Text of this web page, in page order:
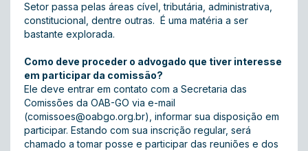
Setor passa pelas áreas cível, tributária, administrativa,
constitucional, dentre outras. É uma matéria a ser
bastante explorada.
Como deve proceder o advogado que tiver interesse
em participar da comissão?
Ele deve entrar em contato com a Secretaria das
Comissões da OAB-GO via e-mail
(comissoes@oabgo.org.br), informar sua disposição em
participar. Estando com sua inscrição regular, será
chamado a tomar posse e participar das reuniões e dos